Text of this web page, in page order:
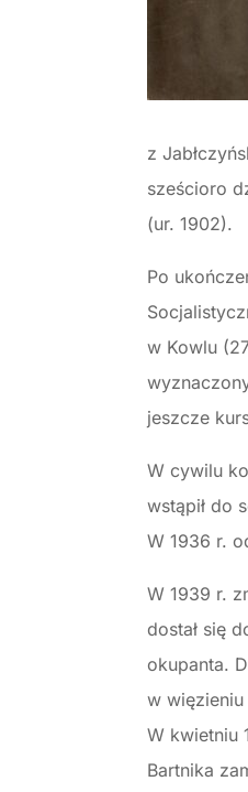
z
sześcioro
(ur. 1902).
Po
w Kowlu
jeszcze
W cywilu
wstąpił do
W 1936 r.
W 1939 r.
dostał się
okupanta.
w
W kwietniu
Bartnika